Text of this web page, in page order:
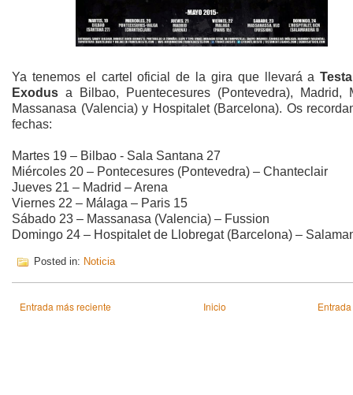
Ya tenemos el cartel oficial de la gira que llevará a
Exodus a Bilbao, Puentecesures (Pontevedra), Madrid,
Massanasa (Valencia) y Hospitalet (Barcelona). Os
fechas:
Martes 19 – Bilbao - Sala Santana 27
Miércoles 20 – Pontecesures (Pontevedra) – Chanteclair
Jueves 21 – Madrid – Arena
Viernes 22 – Málaga – Paris 15
Sábado 23 – Massanasa (Valencia) – Fussion
Domingo 24 – Hospitalet de Llobregat (Barcelona) –
Posted in: Noticia
Entrada más reciente Inicio